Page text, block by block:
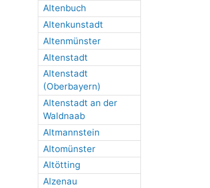
Altenbuch
Altenkunstadt
Altenmünster
Altenstadt
Altenstadt
(Oberbayern)
Altenstadt an der
Waldnaab
Altmannstein
Altomünster
Altötting
Alzenau